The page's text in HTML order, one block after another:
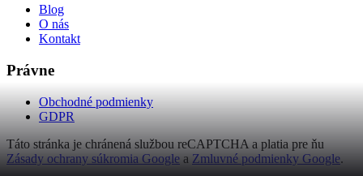
Blog
O nás
Kontakt
Právne
Obchodné podmienky
GDPR
Táto stránka je chránená službou reCAPTCHA a platia pre ňu
Zásady ochrany súkromia Google a Zmluvné podmienky Google.